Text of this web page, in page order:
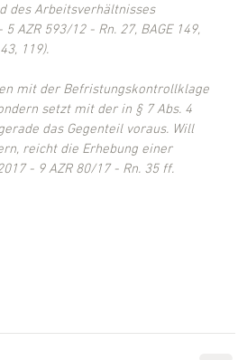
des Arbeitsverhältnisses
AZR 593/12 - Rn. 27, BAGE 149,
119).
mit der Befristungskontrollklage
setzt mit der in § 7 Abs. 4
das Gegenteil voraus. Will
reicht die Erhebung einer
- 9 AZR 80/17 - Rn. 35 ff.